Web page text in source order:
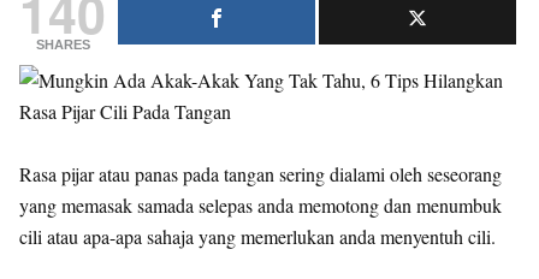
SHARES
Rasa pijar atau panas pada tangan sering dialami oleh seseorang
yang memasak samada selepas anda memotong dan menumbuk
cili atau apa-apa sahaja yang memerlukan anda menyentuh cili.